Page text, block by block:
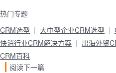
热门专题
CRM选型
大中型企业CRM选型
快消行业CRM解决方案
出海外贸
CRM百科
阅读下一篇